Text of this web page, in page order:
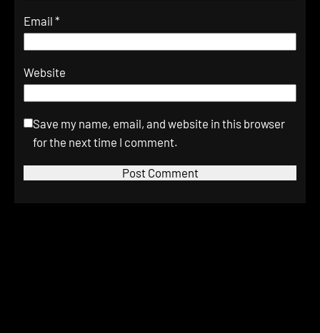
Email*
Website
Save my name, email, and website in this browser
for the next time I comment.